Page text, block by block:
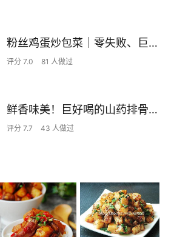
粉丝鸡蛋炒包菜｜零失败、巨下饭
评分 7.0 81 人做过
鲜香味美！巨好喝的山药排骨汤！！
评分 7.7 43 人做过